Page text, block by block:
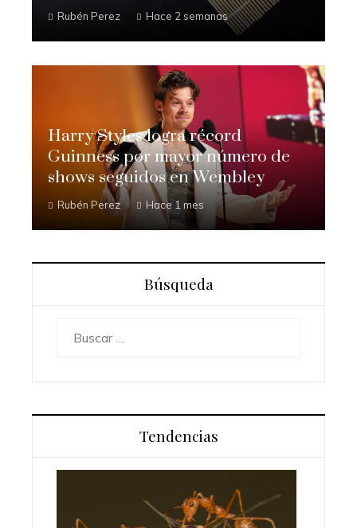
Rubén Perez Hace 2 semanas
Harry Styles logra récord
Guinness por mayor número de
shows seguidos en Wembley
Rubén Perez Hace 1 mes
Búsqueda
Tendencias